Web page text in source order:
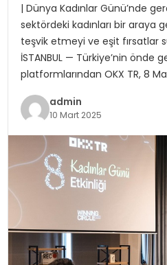
| Dünya Kadınlar Günü’nde
sektördeki kadınları bir araya
teşvik etmeyi ve eşit fırsatlar
İSTANBUL — Türkiye’nin önde
platformlarından OKX TR, 8
admin
10 Mart 2025